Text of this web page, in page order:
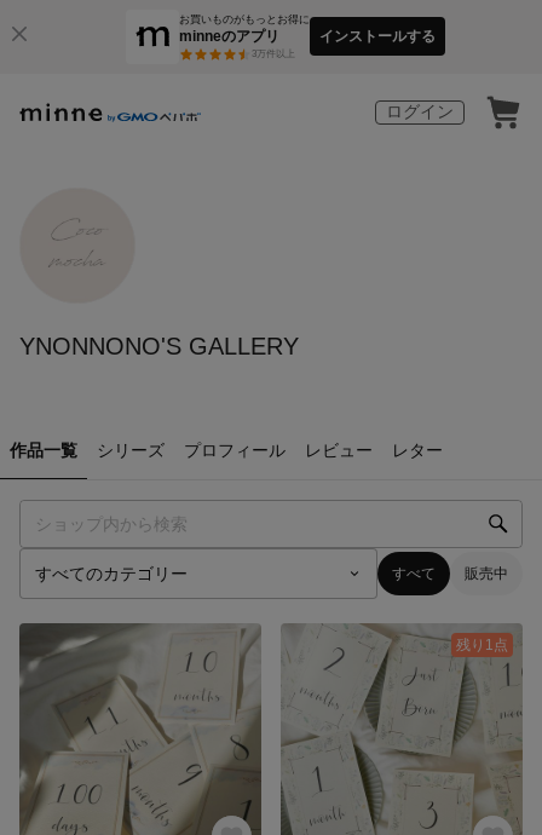
お買いものがもっとお得に
minneのアプリ
3万件以上
インストールする
ログイン
YNONNONO'S GALLERY
作品一覧 シリーズ プロフィール レビュー レター
すべて 販売中
残り1点